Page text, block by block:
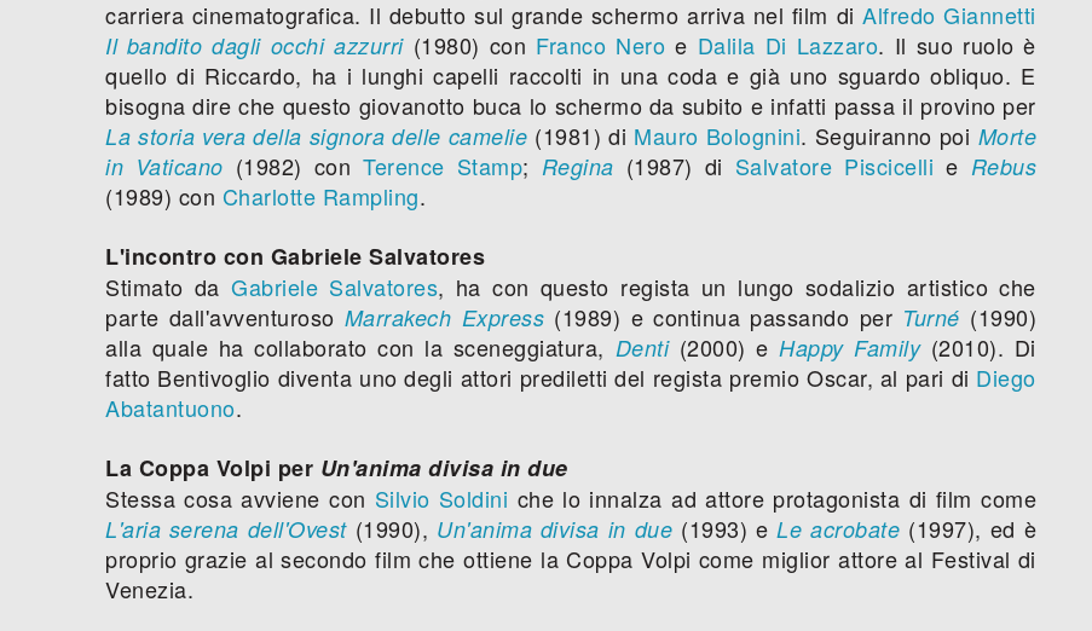
carriera cinematografica. Il debutto sul grande schermo arriva nel film diAlfredo Giannetti
Il bandito dagli occhi azzurri(1980) con Franco Nero e Dalila Di Lazzaro. Il suo ruolo è
quello di Riccardo, ha i lunghi capelli raccolti in una coda e già uno sguardo obliquo. E
bisogna dire che questo giovanotto buca lo schermo da subito e infatti passa il provino per
La storia vera della signora delle camelie (1981) di Mauro Bolognini. Seguiranno poi Morte
in Vaticano (1982) conTerence Stamp; Regina (1987) di Salvatore Piscicelli e Rebus
(1989) con Charlotte Rampling.
L'incontro con Gabriele Salvatores
Stimato da Gabriele Salvatores, ha con questo regista un lungo sodalizio artistico che
parte dall'avventuroso Marrakech Express (1989) e continua passando per Turné (1990)
alla quale ha collaborato con la sceneggiatura, Denti(2000) e Happy Family(2010). Di
fatto Bentivoglio diventa uno degli attori prediletti del regista premio Oscar, al pari di Diego
Abatantuono.
La Coppa Volpi per Un'anima divisa in due
Stessa cosa avviene con Silvio Soldini che lo innalza ad attore protagonista di film come
L'aria serena dell'Ovest(1990), Un'anima divisa in due (1993) eLe acrobate (1997), ed è
proprio grazie al secondo film che ottiene la Coppa Volpi come miglior attore al Festival di
Venezia.